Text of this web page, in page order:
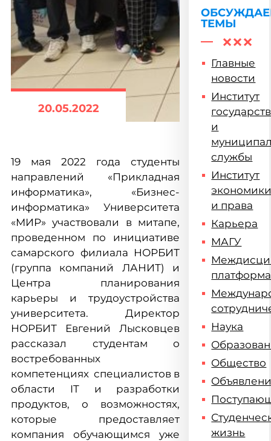
20.05.2022
19 мая 2022 года студенты
направлений «Прикладная
информатика», «Бизнес-
информатика» Университета
«МИР» участвовали в митапе,
проведенном по инициативе
самарского филиала НОРБИТ
(группа компаний ЛАНИТ) и
Центра планирования
карьеры и трудоустройства
университета. Директор
НОРБИТ Евгений Лысковцев
рассказал студентам о
востребованных
компетенциях специалистов в
области IT и разработки
продуктов, о возможностях,
которые предоставляет
компания обучающимся уже
ТЕМЫ
Главные
новости
Институт
и
службы
Институт
и права
Карьера
МАГУ
платформа
Наука
Общество
жизнь